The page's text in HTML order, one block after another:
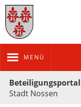
MENÜ
Beteiligungsportal
Stadt Nossen